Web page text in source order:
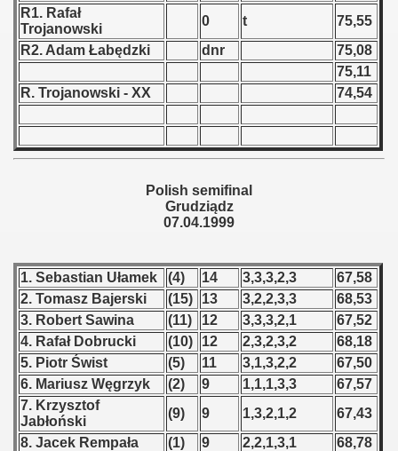
R1. Rafał
Trojanowski
0 t
75,55
R2. Adam Łabędzki
dnr
75,08
75,11
R. Trojanowski - XX
74,54
Polish semifinal
Grudziądz
07.04.1999
1. Sebastian Ułamek (4) 14 3,3,3,2,3
67,58
2. Tomasz Bajerski
(15) 13 3,2,2,3,3
68,53
3. Robert Sawina
(11) 12 3,3,3,2,1
67,52
4. Rafał Dobrucki
(10) 12 2,3,2,3,2
68,18
5. Piotr Świst
(5) 11 3,1,3,2,2
67,50
6. Mariusz Węgrzyk
(2) 9 1,1,1,3,3
67,57
7. Krzysztof
Jabłoński
(9) 9 1,3,2,1,2
67,43
8. Jacek Rempała
(1) 9 2,2,1,3,1
68,78
- 1952
- 1953
- 1957
- 1958
- 1959
- 1960
- 1961